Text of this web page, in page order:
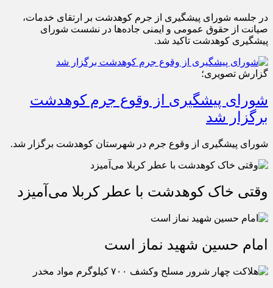
در جلسه شورای پیشگیری از جرم کوهدشت بر ارتقای خدمات،
صیانت از حقوق عمومی و ایمنی جاده‌ها در نشست شورای
پیشگیری کوهدشت تاکید شد.
گزارش تصویری؛
شورای پیشگیری از وقوع جرم کوهدشت
برگزار شد
شورای پیشگیری از وقوع جرم در شهرستان کوهدشت برگزار شد.
وقتی خاک کوهدشت با عطر کربلا می‌آمیزد
امام حسین شهید نماز است